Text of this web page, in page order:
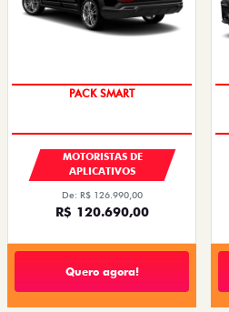
PACK SMART
MOTORISTAS DE
APLICATIVOS
De: R$ 126.990,00
R$ 120.690,00
Quero agora!